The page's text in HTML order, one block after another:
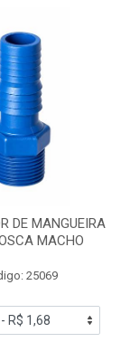
DE MANGUEIRA
MACHO
25069